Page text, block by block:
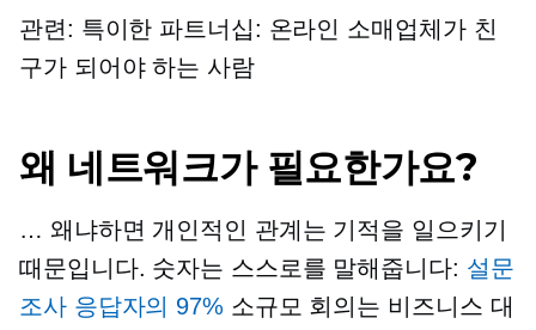
관련: 특이한 파트너십: 온라인 소매업체가 친
구가 되어야 하는 사람
왜 네트워크가 필요한가요?
… 왜냐하면 개인적인 관계는 기적을 일으키기
때문입니다. 숫자는 스스로를 말해줍니다: 설문
조사 응답자의 97% 소규모 회의는 비즈니스 대